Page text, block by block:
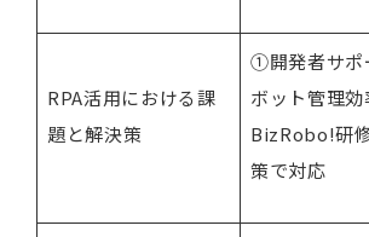
RPA活用における課
題と解決策
①開発者サ
ボット管理
BizRobo!研
策で対応